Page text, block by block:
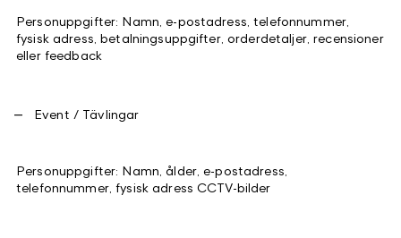
Personuppgifter: Namn, e-postadress, telefonnummer,
fysisk adress, betalningsuppgifter, orderdetaljer, recensioner
eller feedback
Event / Tävlingar
Personuppgifter: Namn, ålder, e-postadress,
telefonnummer, fysisk adress CCTV-bilder